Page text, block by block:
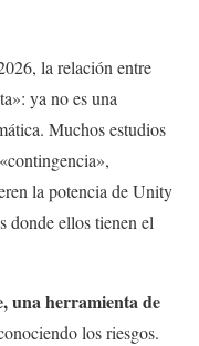
la relación entre
ya no es una
Muchos estudios
la potencia de Unity
donde ellos tienen el
una herramienta de
los riesgos.